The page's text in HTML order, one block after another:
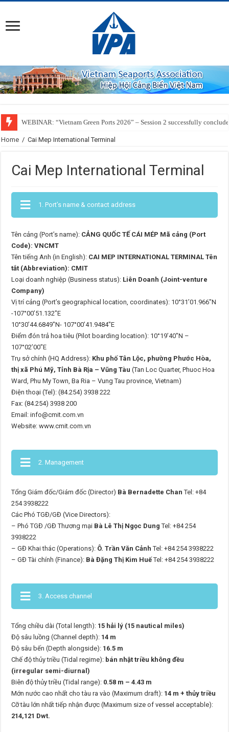
WEBINAR: “Vietnam Green Ports 2026” – Session 2 successfully
Home / Cai Mep International Terminal
Cai Mep International Terminal
1. Port’s name & contact address
Tên cảng (Port’s name): CẢNG QUỐC TẾ CÁI MÉP Mã cảng (Port
Code): VNCMT
Tên tiếng Anh (in English): CAI MEP INTERNATIONAL TERMINAL Tên
tắt (Abbreviation): CMIT
Loại doanh nghiệp (Business status): Liên Doanh (Joint-venture
Company)
Vị trí cảng (Port’s geographical location, coordinates): 10°31’01.966″N
-107°00’51.132″E
10°30’44.6849″N- 107°00’41.9484″E
Điểm đón trả hoa tiêu (Pilot boarding location): 10°19’40″N –
107°02’00″E
Trụ sở chính (HQ Address): Khu phố Tân Lộc, phường Phước Hòa,
thị xã Phú Mỹ, Tỉnh Bà Rịa – Vũng Tàu (Tan Loc Quarter, Phuoc Hoa
Ward, Phu My Town, Ba Ria – Vung Tau province, Vietnam)
Điện thoại (Tel): (84.254) 3938 222
Fax: (84.254) 3938 200
Email: info@cmit.com.vn
Website: www.cmit.com.vn
2. Management
Tổng Giám đốc/Giám đốc (Director) Bà Bernadette Chan Tel: +84
254 3938222
Các Phó TGĐ/GĐ (Vice Directors):
– Phó TGĐ /GĐ Thương mại Bà Lê Thị Ngọc Dung Tel: +84 254
3938222
– GĐ Khai thác (Operations): Ô. Trần Văn Cảnh Tel: +84 254 3938222
– GĐ Tài chính (Finance): Bà Đặng Thị Kim HuếTel: +84 254 3938222
3. Access channel
Tổng chiều dài (Total length): 15 hải lý (15 nautical miles)
Độ sâu luồng (Channel depth): 14 m
Độ sâu bến (Depth alongside): 16.5 m
Chế độ thủy triều (Tidal regime): bán nhật triều không đều
(irregular semi-diurnal)
Biên độ thủy triều (Tidal range): 0.58 m – 4.43 m
Mớn nước cao nhất cho tàu ra vào (Maximum draft): 14 m + thủy triều
Cỡ tàu lớn nhất tiếp nhận được (Maximum size of vessel acceptable):
214,121 Dwt.